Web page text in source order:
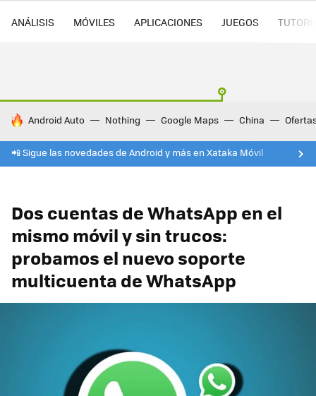
ANÁLISIS MÓVILES APLICACIONES JUEGOS
HOY SE HABLA DE
Android Auto Nothing Google Maps China
📲 Sigue las novedades de Android y más en Xataka Móvil
Dos cuentas de WhatsApp en el
mismo móvil y sin trucos:
probamos el nuevo soporte
multicuenta de WhatsApp